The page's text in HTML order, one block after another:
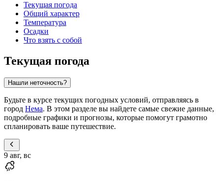
Текущая погода
Общий характер
Температура
Осадки
Что взять с собой
Текущая погода
Нашли неточность?
Будьте в курсе текущих погодных условий, отправляясь в
город Нема. В этом разделе вы найдете самые свежие данные,
подробные графики и прогнозы, которые помогут грамотно
спланировать ваше путешествие.
9 авг, вс